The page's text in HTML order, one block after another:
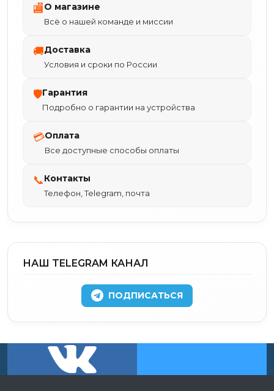
🏬О магазине
Всё о нашей команде и миссии
🚚Доставка
Условия и сроки по России
🛡Гарантия
Подробно о гарантии на устройства
💳Оплата
Все доступные способы оплаты
📞Контакты
Телефон, Telegram, почта
НАШ TELEGRAM КАНАЛ
ПОДПИСАТЬСЯ